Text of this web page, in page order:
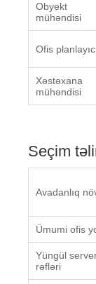
Obyekt
mühəndisi
Ofis
Xəstəxana
mühəndisi
Seçim
Avadanlıq
Ümumi ofis
Yüngül
rəfləri